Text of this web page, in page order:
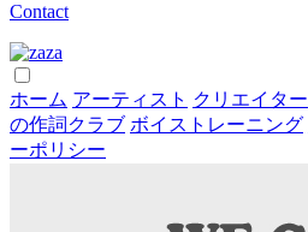
Contact
ホーム アーティスト クリエイター
の作詞クラブ ボイストレーニング
ーポリシー